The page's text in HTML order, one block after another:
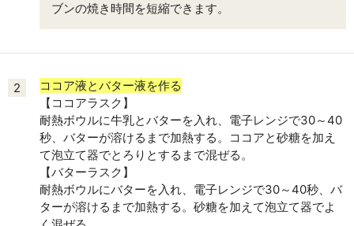
ブンの焼き時間を短縮できます。
2
ココア液とバター液を作る
【ココアラスク】
耐熱ボウルに牛乳とバターを入れ、電子レンジで30～40
秒、バターが溶けるまで加熱する。ココアと砂糖を加え
て泡立て器でとろりとするまで混ぜる。
【バターラスク】
耐熱ボウルにバターを入れ、電子レンジで30～40秒、バ
ターが溶けるまで加熱する。砂糖を加えて泡立て器でよ